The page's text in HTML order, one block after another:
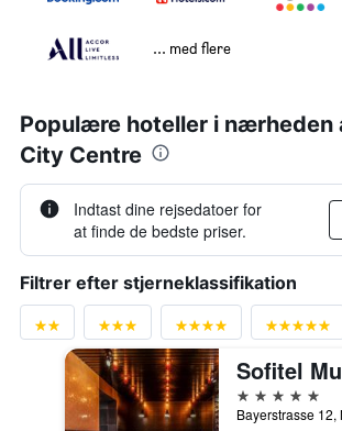
... med flere
Populære hoteller i nærheden
City Centre
Indtast dine rejsedatoer for
at finde de bedste priser.
Filtrer efter stjerneklassifikation
5 stjerner